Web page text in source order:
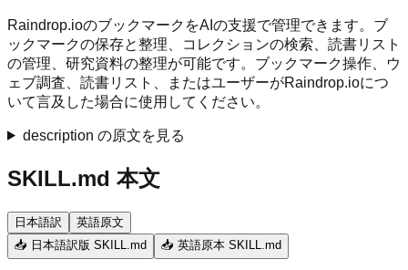
Raindrop.ioのブックマークをAIの支援で管理できます。ブ
ックマークの保存と整理、コレクションの検索、読書リスト
の管理、研究資料の整理が可能です。ブックマーク操作、ウ
ェブ調査、読書リスト、またはユーザーがRaindrop.ioにつ
いて言及した場合に使用してください。
description の原文を見る
SKILL.md 本文
日本語訳
英語原文
📥 日本語訳版 SKILL.md
📥 英語原本 SKILL.md